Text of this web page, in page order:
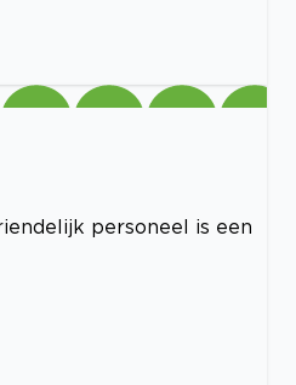
personeel is een